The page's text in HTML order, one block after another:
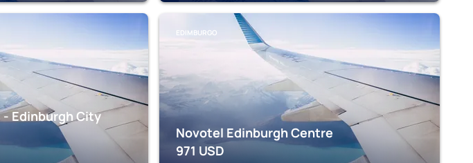
- Edinburgh City
EDIMBURGO
Novotel Edinburgh Centre
971 USD